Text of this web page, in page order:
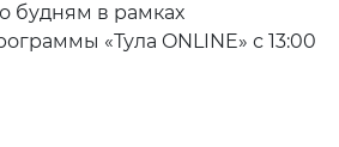
будням в рамках
«Тула ONLINE» с 13:00